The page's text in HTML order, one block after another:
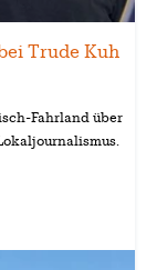
Trude Kuh
Fahrland über